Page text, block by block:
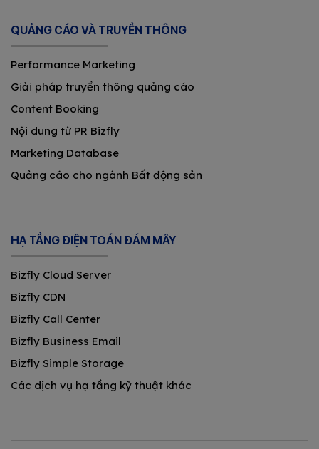
QUẢNG CÁO VÀ TRUYỀN THÔNG
Performance Marketing
Giải pháp truyền thông quảng cáo
Content Booking
Nội dung từ PR Bizfly
Marketing Database
Quảng cáo cho ngành Bất động sản
HẠ TẦNG ĐIỆN TOÁN ĐÁM MÂY
Bizfly Cloud Server
Bizfly CDN
Bizfly Call Center
Bizfly Business Email
Bizfly Simple Storage
Các dịch vụ hạ tầng kỹ thuật khác